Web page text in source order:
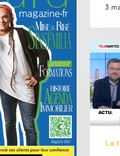
3
Mike
et
Riké
de
La